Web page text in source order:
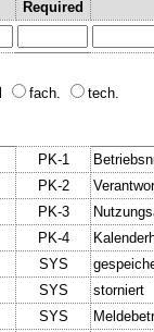
Required
fach. tech.
PK-1
PK-2
PK-3
PK-4
SYS
SYS storniert
SYS